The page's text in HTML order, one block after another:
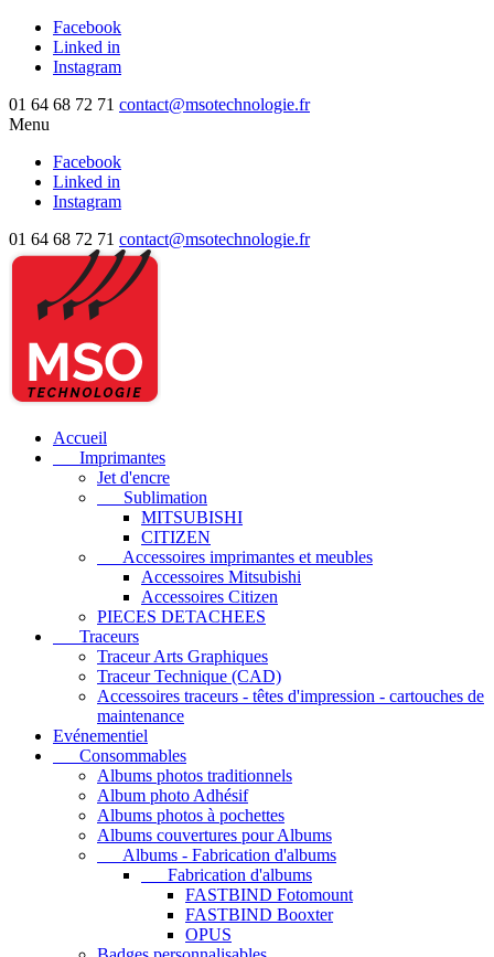
Facebook
Linked in
Instagram
01 64 68 72 71 contact@msotechnologie.fr
Menu
Facebook
Linked in
Instagram
01 64 68 72 71 contact@msotechnologie.fr
Accueil
Imprimantes
Jet d'encre
Sublimation
MITSUBISHI
CITIZEN
Accessoires imprimantes et meubles
Accessoires Mitsubishi
Accessoires Citizen
PIECES DETACHEES
Traceurs
Traceur Arts Graphiques
Traceur Technique (CAD)
Accessoires traceurs - têtes d'impression - cartouches de
maintenance
Evénementiel
Consommables
Albums photos traditionnels
Album photo Adhésif
Albums photos à pochettes
Albums couvertures pour Albums
Albums - Fabrication d'albums
Fabrication d'albums
FASTBIND Fotomount
FASTBIND Booxter
OPUS